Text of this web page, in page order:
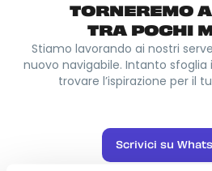
TORNEREMO
TRA POCHI
Stiamo lavorando ai nostri
nuovo navigabile. Intanto sfoglia
trovare l’ispirazione per il
Scrivici su